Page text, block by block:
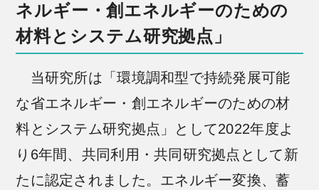
ネルギー・創エネルギーのための
材料とシステム研究拠点」
当研究所は「環境調和型で持続発展可能
な省エネルギー・創エネルギーのための材
料とシステム研究拠点」として2022年度よ
り6年間、共同利用・共同研究拠点として新
たに認定されました。エネルギー変換、蓄